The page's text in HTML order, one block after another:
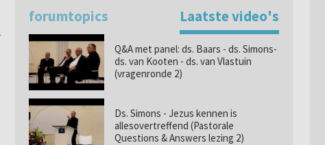
forumtopics Laatste video's
Q&A met panel: ds. Baars - ds. Simons-
ds. van Kooten - ds. van Vlastuin
(vragenronde 2)
Ds. Simons - Jezus kennen is
allesovertreffend (Pastorale
Questions & Answers lezing 2)